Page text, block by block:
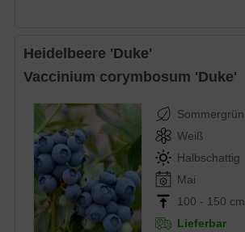
Heidelbeere 'Duke'
Vaccinium corymbosum 'Duke'
Sommergrün
Weiß
Halbschattig
Mai
100 - 150 cm
Lieferbar